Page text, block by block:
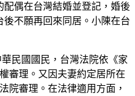
偶在台灣結婚並登記，婚後
不願再回來同居。小陳在台
民國國民，台灣法院依《家
審理。又因夫妻約定居所在
院審理。在法律適用方面，